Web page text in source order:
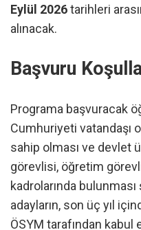
Eylül 2026tarihleri
alınacak.
Başvuru
Programa başvuracak
Cumhuriyeti vatandaşı
sahip olması ve devlet
görevlisi, öğretim
kadrolarında bulunması
adayların, son üç yıl
ÖSYM tarafından kabul